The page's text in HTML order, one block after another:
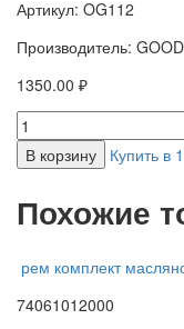
Артикул: OG112
Производитель:
1350.00 ₽
В корзину Купить в
Похожие
рем комплект
74061012000